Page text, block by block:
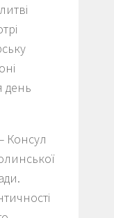
день
Консул